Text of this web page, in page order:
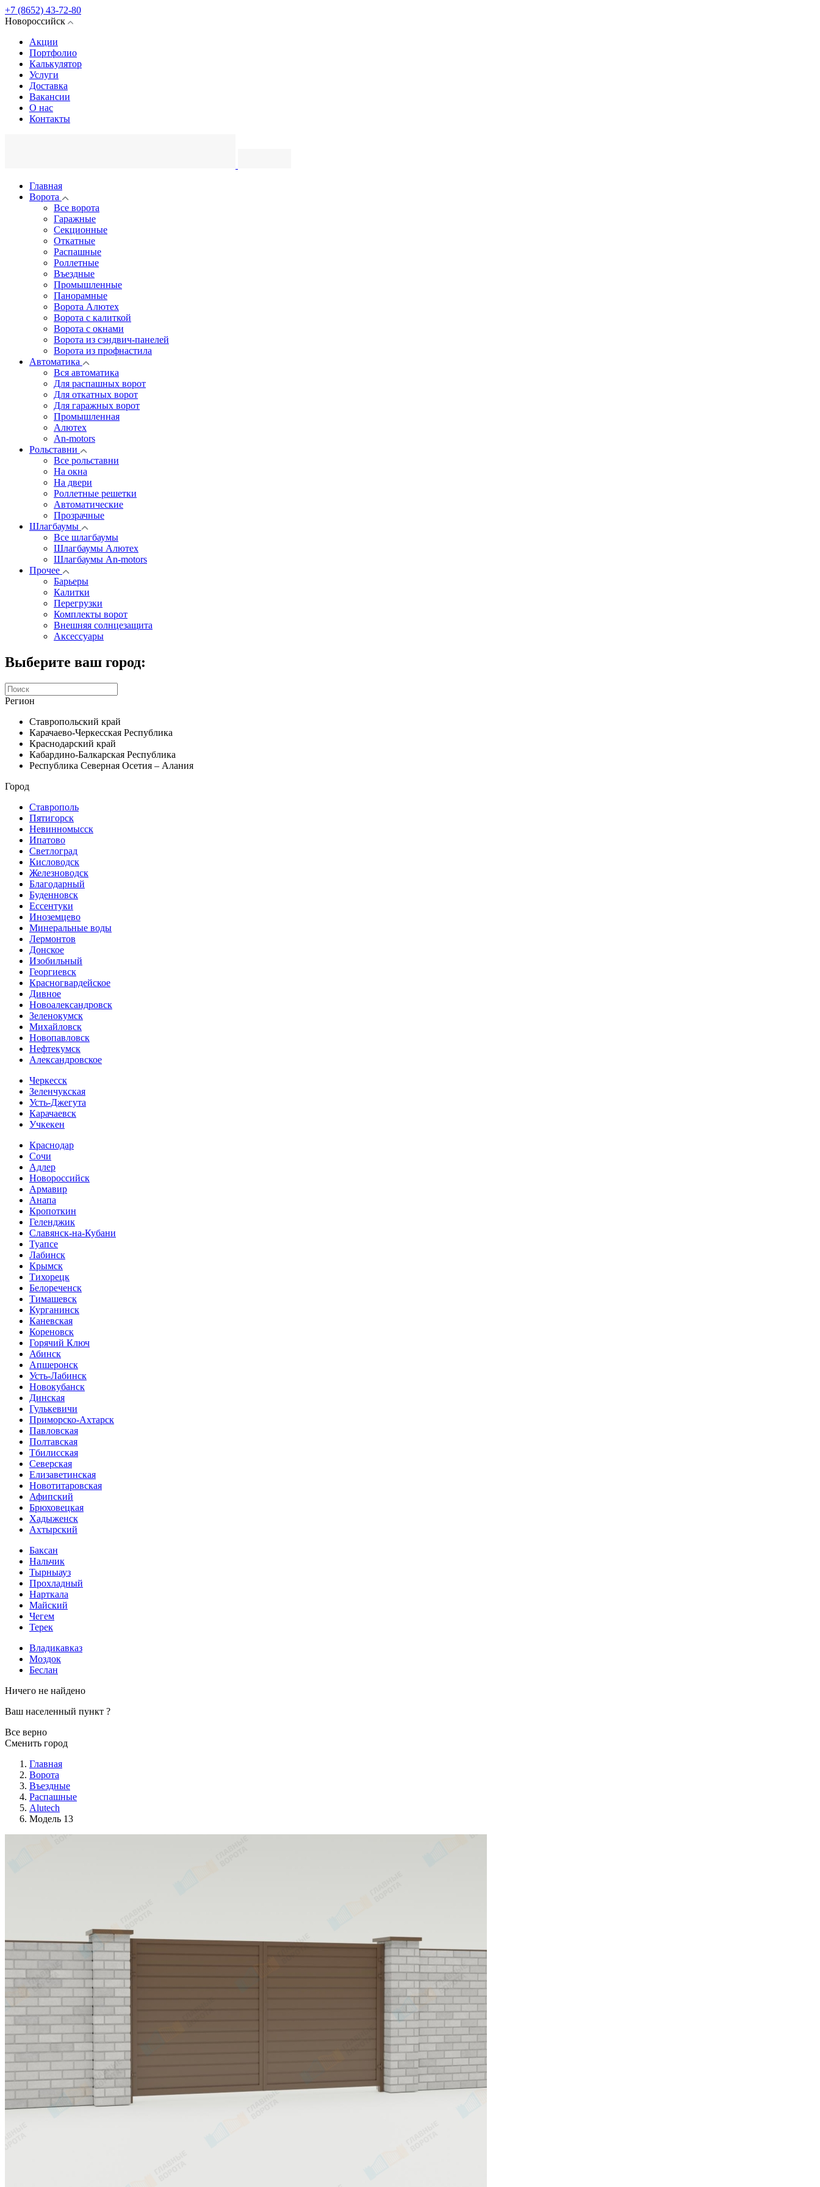
+7 (8652) 43-72-80
Новороссийск
Акции
Портфолио
Калькулятор
Услуги
Доставка
Вакансии
О нас
Контакты
Главная
Ворота
Все ворота
Гаражные
Секционные
Откатные
Распашные
Роллетные
Въездные
Промышленные
Панорамные
Ворота Алютех
Ворота с калиткой
Ворота c окнами
Ворота из сэндвич-панелей
Ворота из профнастила
Автоматика
Вся автоматика
Для распашных ворот
Для откатных ворот
Для гаражных ворот
Промышленная
Алютех
An-motors
Рольставни
Все рольставни
На окна
На двери
Роллетные решетки
Автоматические
Прозрачные
Шлагбаумы
Все шлагбаумы
Шлагбаумы Алютех
Шлагбаумы An-motors
Прочее
Барьеры
Калитки
Перегрузки
Комплекты ворот
Внешняя солнцезащита
Аксессуары
Выберите ваш город:
Регион
Ставропольский край
Карачаево-Черкесская Республика
Краснодарский край
Кабардино-Балкарская Республика
Республика Северная Осетия – Алания
Город
Ставрополь
Пятигорск
Невинномысск
Ипатово
Светлоград
Кисловодск
Железноводск
Благодарный
Буденновск
Ессентуки
Иноземцево
Минеральные воды
Лермонтов
Донское
Изобильный
Георгиевск
Красногвардейское
Дивное
Новоалександровск
Зеленокумск
Михайловск
Новопавловск
Нефтекумск
Александровское
Черкесск
Зеленчукская
Усть-Джегута
Карачаевск
Учкекен
Краснодар
Сочи
Адлер
Новороссийск
Армавир
Анапа
Кропоткин
Геленджик
Славянск-на-Кубани
Туапсе
Лабинск
Крымск
Тихорецк
Белореченск
Тимашевск
Курганинск
Каневская
Кореновск
Горячий Ключ
Абинск
Апшеронск
Усть-Лабинск
Новокубанск
Динская
Гулькевичи
Приморско-Ахтарск
Павловская
Полтавская
Тбилисская
Северская
Елизаветинская
Новотитаровская
Афипский
Брюховецкая
Хадыженск
Ахтырский
Баксан
Нальчик
Тырныауз
Прохладный
Нарткала
Майский
Чегем
Терек
Владикавказ
Моздок
Беслан
Ничего не найдено
Ваш населенный пункт ?
Все верно
Сменить город
Главная
Ворота
Въездные
Распашные
Alutech
Модель 13